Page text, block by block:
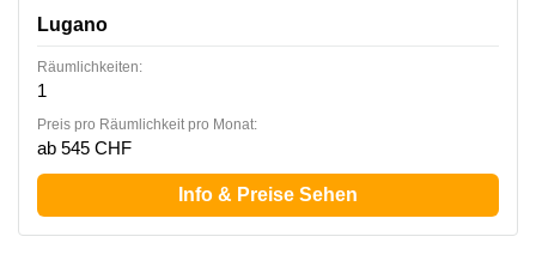
Lugano
Räumlichkeiten:
1
Preis pro Räumlichkeit pro Monat:
ab 545 CHF
Info & Preise Sehen